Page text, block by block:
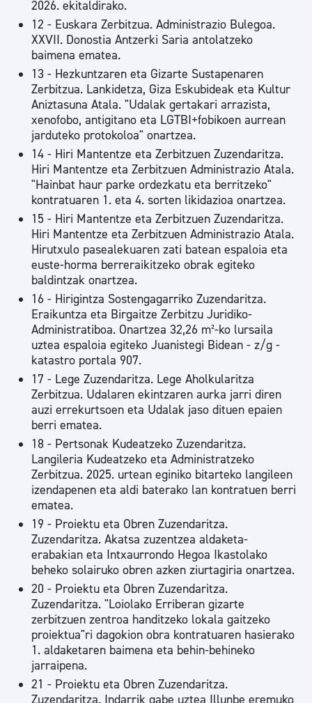
2026. ekitaldirako.
12 - Euskara Zerbitzua. Administrazio Bulegoa.
XXVII. Donostia Antzerki Saria antolatzeko
baimena ematea.
13 - Hezkuntzaren eta Gizarte Sustapenaren
Zerbitzua. Lankidetza, Giza Eskubideak eta Kultur
Aniztasuna Atala. "Udalak gertakari arrazista,
xenofobo, antigitano eta LGTBI+fobikoen aurrean
jarduteko protokoloa" onartzea.
14 - Hiri Mantentze eta Zerbitzuen Zuzendaritza.
Hiri Mantentze eta Zerbitzuen Administrazio Atala.
"Hainbat haur parke ordezkatu eta berritzeko"
kontratuaren 1. eta 4. sorten likidazioa onartzea.
15 - Hiri Mantentze eta Zerbitzuen Zuzendaritza.
Hiri Mantentze eta Zerbitzuen Administrazio Atala.
Hirutxulo pasealekuaren zati batean espaloia eta
euste-horma berreraikitzeko obrak egiteko
baldintzak onartzea.
16 - Hirigintza Sostengagarriko Zuzendaritza.
Eraikuntza eta Birgaitze Zerbitzu Juridiko-
Administratiboa. Onartzea 32,26 m²-ko lursaila
uztea espaloia egiteko Juanistegi Bidean - z/g -
katastro portala 907.
17 - Lege Zuzendaritza. Lege Aholkularitza
Zerbitzua. Udalaren ekintzaren aurka jarri diren
auzi errekurtsoen eta Udalak jaso dituen epaien
berri ematea.
18 - Pertsonak Kudeatzeko Zuzendaritza.
Langileria Kudeatzeko eta Administratzeko
Zerbitzua. 2025. urtean eginiko bitarteko langileen
izendapenen eta aldi baterako lan kontratuen berri
ematea.
19 - Proiektu eta Obren Zuzendaritza.
Zuzendaritza. Akatsa zuzentzea aldaketa-
erabakian eta Intxaurrondo Hegoa Ikastolako
beheko solairuko obren azken ziurtagiria onartzea.
20 - Proiektu eta Obren Zuzendaritza.
Zuzendaritza. "Loiolako Erriberan gizarte
zerbitzuen zentroa handitzeko lokala gaitzeko
proiektua"ri dagokion obra kontratuaren hasierako
1. aldaketaren baimena eta behin-behineko
jarraipena.
21 - Proiektu eta Obren Zuzendaritza.